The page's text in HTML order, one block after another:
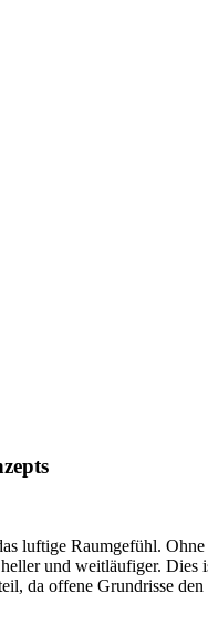
luftige Raumgefühl. Ohne
und weitläufiger. Dies
da offene Grundrisse den